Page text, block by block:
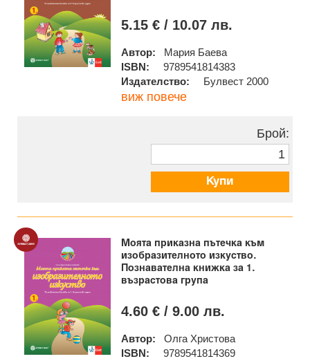
5.15 € / 10.07 лв.
Автор:
Мария Баева
ISBN:
9789541814383
Издателство:
Булвест 2000
виж повече
Брой:
Купи
Моята приказна пътечка към
изобразителното изкуство.
Познавателна книжка за 1.
възрастова група
4.60 € / 9.00 лв.
Автор:
Олга Христова
ISBN:
9789541814369